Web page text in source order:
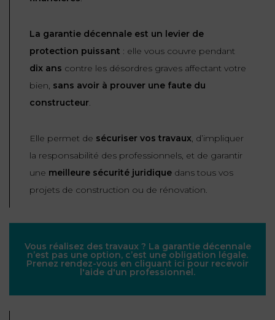
La garantie décennale est un levier de
protection puissant : elle vous couvre pendant
dix ans contre les désordres graves affectant votre
bien, sans avoir à prouver une faute du
constructeur.
Elle permet de sécuriser vos travaux, d’impliquer
la responsabilité des professionnels, et de garantir
une meilleure sécurité juridique dans tous vos
projets de construction ou de rénovation.
Vous réalisez des travaux ? La garantie décennale
n’est pas une option, c’est une obligation légale.
Prenez rendez-vous en cliquant ici pour recevoir
l'aide d'un professionnel.